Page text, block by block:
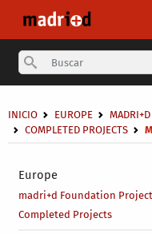
Europe
madri+d Foundation
Completed Projects
Breadcrumb
INICIO EUROPE
COMPLETED PROJECTS